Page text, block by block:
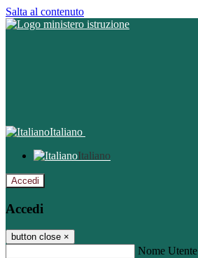
Salta al contenuto
Italiano
Italiano
Accedi
Accedi
button close ×
Nome Utente